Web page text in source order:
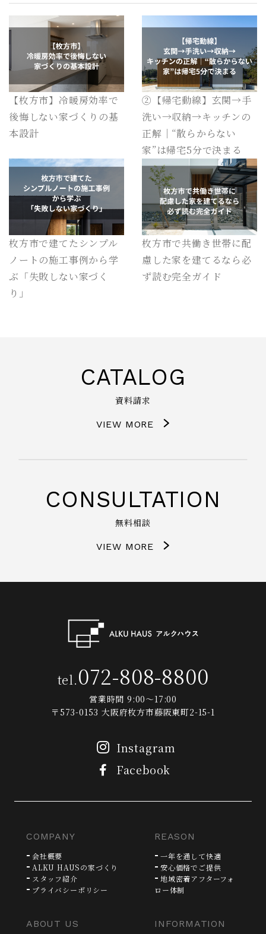
【枚方市】冷暖房効率で
後悔しない家づくりの基
本設計
②【帰宅動線】玄関→手
洗い→収納→キッチンの
正解｜“散らからない
家”は帰宅5分で決まる
枚方市で建てたシンプル
ノートの施工事例から学
ぶ「失敗しない家づく
り」
枚方市で共働き世帯に配
慮した家を建てるなら必
ず読む完全ガイド
CATALOG
資料請求
VIEW MORE
CONSULTATION
無料相談
VIEW MORE
tel.072-808-8800
営業時間 9:00～17:00
〒573-0153 大阪府枚方市藤阪東町2-15-1
Instagram
Facebook
COMPANY
会社概要
ALKU HAUSの家づくり
スタッフ紹介
プライバシーポリシー
REASON
一年を通して快適
安心価格でご提供
地域密着アフターフォ
ロー体制
ABOUT US INFORMATION